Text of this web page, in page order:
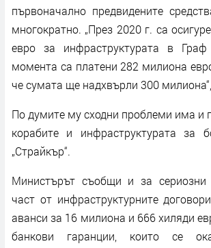
първоначално предвидените
многократно. „През 2020 г. са
евро за инфраструктурата в
момента са платени 282 милиона
че сумата ще надхвърли 300
По думите му сходни проблеми има и
корабите и инфраструктурата за
„Страйкър“.
Министърът съобщи и за сериозни
част от инфраструктурните
аванси за 16 милиона и 666 хиляди
банкови гаранции, които се